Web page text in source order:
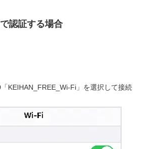
認証する場合
KEIHAN_FREE_Wi-Fi」を選択して接続